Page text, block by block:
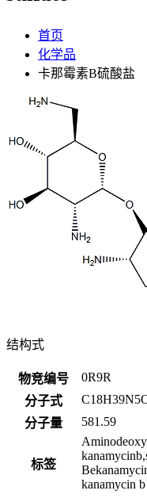
首页
化学品
卡那霉素B硫酸盐
结构式
物竞编号
0R9R
分子式
分子量
581.59
标签
kanamycin